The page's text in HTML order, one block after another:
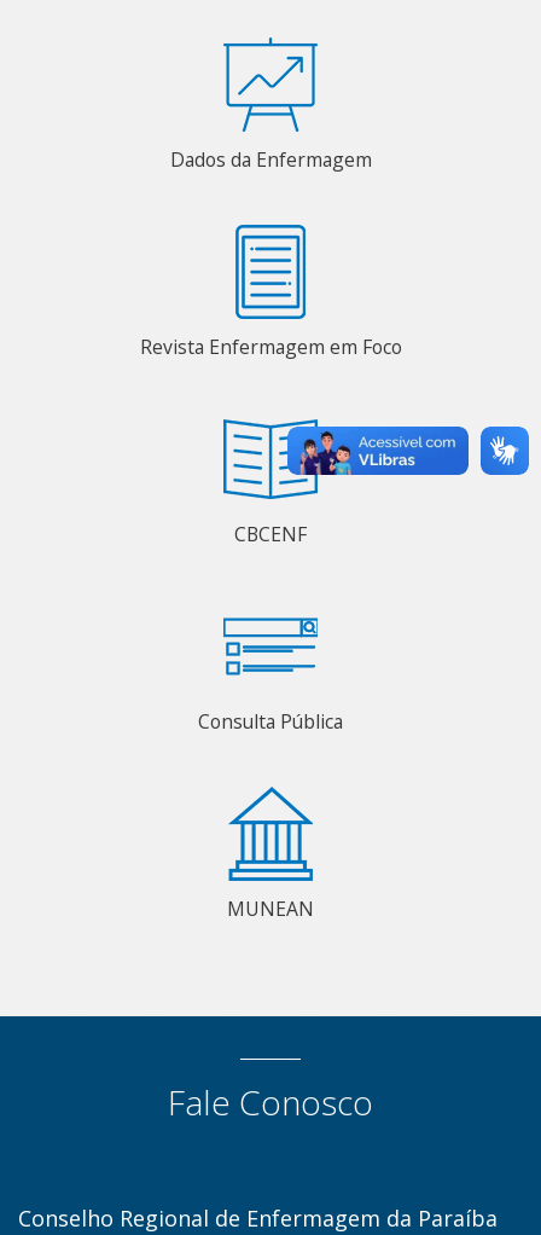
Dados da Enfermagem
Revista Enfermagem em Foco
CBCENF
Consulta Pública
MUNEAN
Fale Conosco
Conselho Regional de Enfermagem da Paraíba